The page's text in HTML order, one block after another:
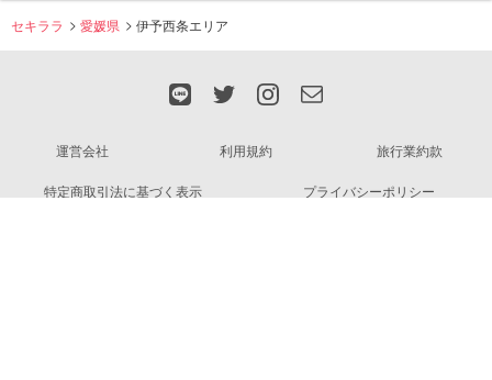
セキララ 愛媛県 伊予西条エリア
運営会社 利用規約 旅行業約款
特定商取引法に基づく表示 プライバシーポリシー